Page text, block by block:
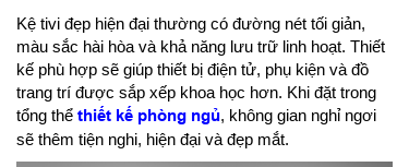
Kệ tivi đẹp hiện đại thường có đường nét tối giản,
màu sắc hài hòa và khả năng lưu trữ linh hoạt. Thiết
kế phù hợp sẽ giúp thiết bị điện tử, phụ kiện và đồ
trang trí được sắp xếp khoa học hơn. Khi đặt trong
tổng thể thiết kế phòng ngủ, không gian nghỉ ngơi
sẽ thêm tiện nghi, hiện đại và đẹp mắt.